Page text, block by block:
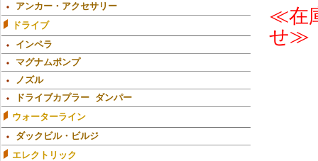
アンカー・アクセサリー
ドライブ
インペラ
マグナムポンプ
ノズル
ドライブカプラー ダンパー
ウォーターライン
ダックビル・ビルジ
エレクトリック
≪在
せ≫